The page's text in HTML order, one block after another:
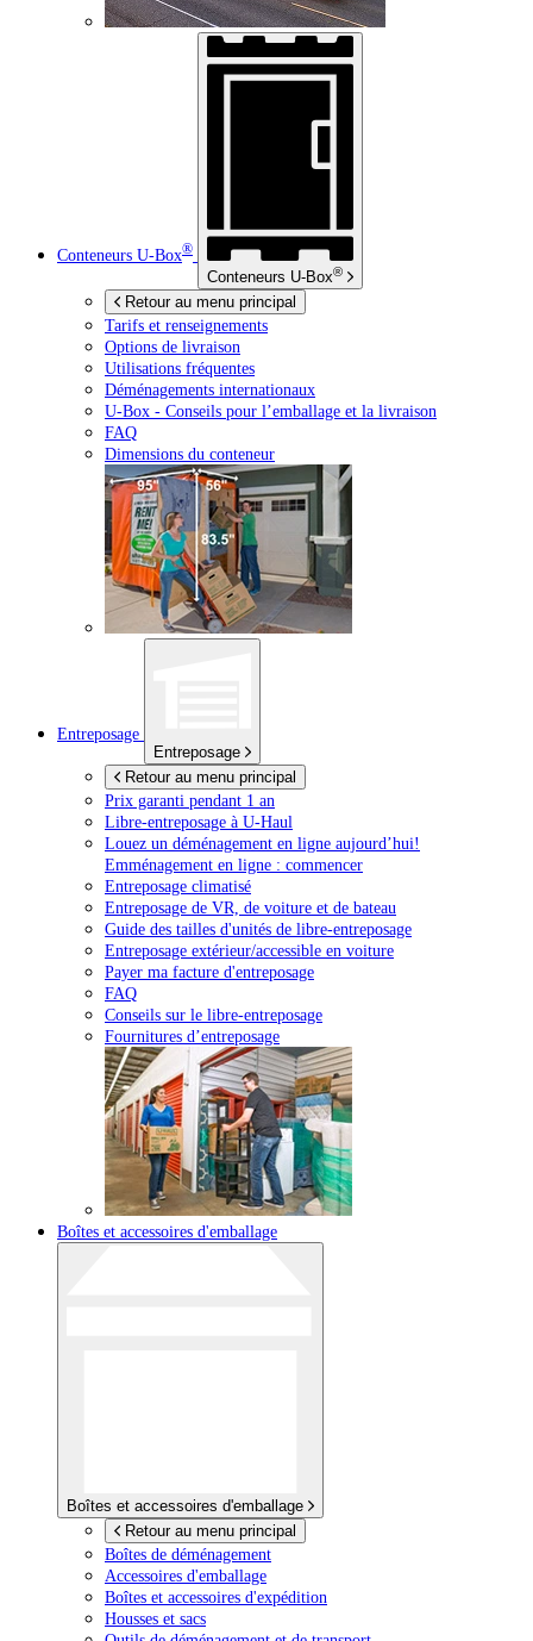
Conteneurs U-Box®
Conteneurs U-Box®
Retour au menu principal
Tarifs et renseignements
Options de livraison
Utilisations fréquentes
Déménagements internationaux
U-Box - Conseils pour l’emballage et la livraison
FAQ
Dimensions du conteneur
Entreposage
Entreposage
Retour au menu principal
Prix garanti pendant 1 an
Libre-entreposage à U-Haul
Louez un déménagement en ligne aujourd’hui!
Emménagement en ligne : commencer
Entreposage climatisé
Entreposage de VR, de voiture et de bateau
Guide des tailles d'unités de libre-entreposage
Entreposage extérieur/accessible en voiture
Payer ma facture d'entreposage
FAQ
Conseils sur le libre-entreposage
Fournitures d’entreposage
Boîtes et accessoires d'emballage
Boîtes et accessoires d'emballage
Retour au menu principal
Boîtes de déménagement
Accessoires d'emballage
Boîtes et accessoires d'expédition
Housses et sacs